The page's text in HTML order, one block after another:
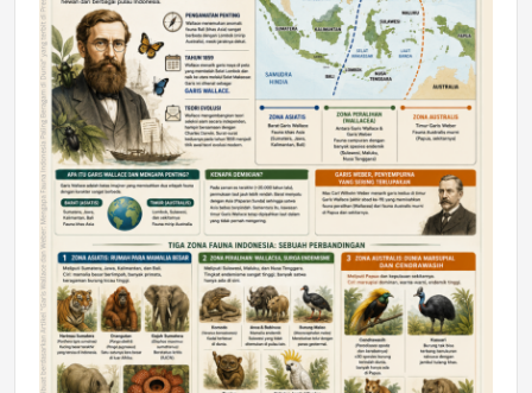
Astra Motor Kalimantan Timur 2 Dukung
Mahasiswa Samarinda dalam Astra
Honda SDGs Future Leaders 2026
Jumat, 10 Jul 2026 19:01